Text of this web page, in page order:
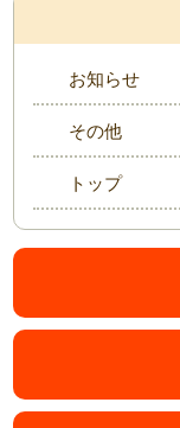
お知らせ
その他
トップ